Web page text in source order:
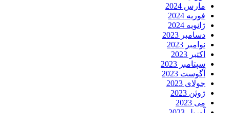
مارس 2024
فوریه 2024
ژانویه 2024
دسامبر 2023
نوامبر 2023
اکتبر 2023
سپتامبر 2023
آگوست 2023
جولای 2023
ژوئن 2023
می 2023